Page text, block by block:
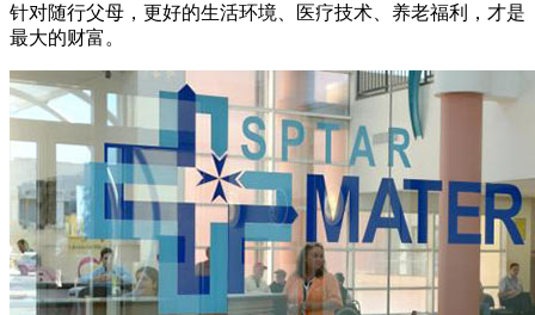
针对随行父母，更好的生活环境、医疗技术、养老福利，才是
最大的财富。